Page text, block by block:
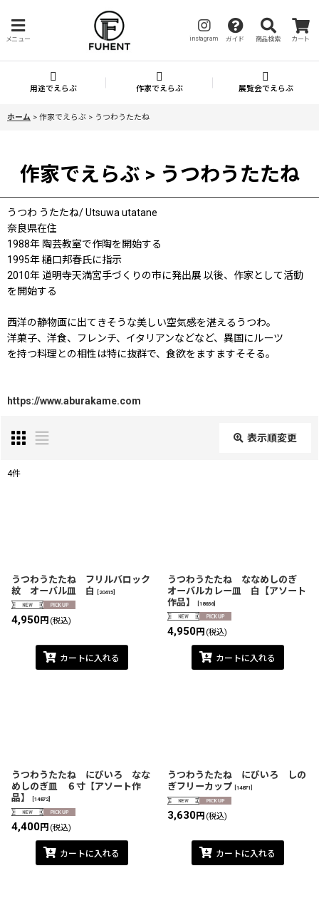
メニュー instagram ガイド 商品検索 カート
用途でえらぶ 作家でえらぶ 展覧会でえらぶ
ホーム > 作家でえらぶ > うつわうたたね
作家でえらぶ > うつわうたたね
うつわ うたたね/ Utsuwa utatane
奈良県在住
1988年 陶芸教室で作陶を開始する
1995年 樋口邦春氏に指示
2010年 道明寺天満宮手づくりの市に発出展 以後、作家として活動
を開始する
西洋の静物画に出てきそうな美しい空気感を湛えるうつわ。
洋菓子、洋食、フレンチ、イタリアンなどなど、異国にルーツ
を持つ料理との相性は特に抜群で、食欲をますますそそる。
https://www.aburakame.com
表示順変更
絞り込む
4件
うつわうたたね フリルバロック
紋 オーバル皿 白
[20415]
4,950円 (税込)
カートに入れる
うつわうたたね ななめしのぎ
オーバルカレー皿 白【アソート
作品】
[18636]
4,950円 (税込)
カートに入れる
うつわうたたね にびいろ なな
めしのぎ皿 ６寸【アソート作
品】
14872]
4,400円 (税込)
カートに入れる
うつわうたたね にびいろ しの
ぎフリーカップ
14871
3,630円 (税込)
カートに入れる